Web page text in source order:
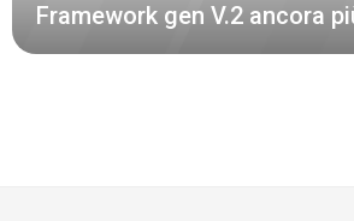
Framework gen V.2 ancora